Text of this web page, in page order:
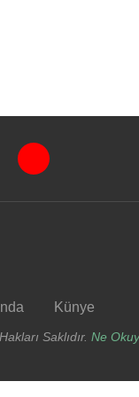
Künye
Saklıdır. Ne